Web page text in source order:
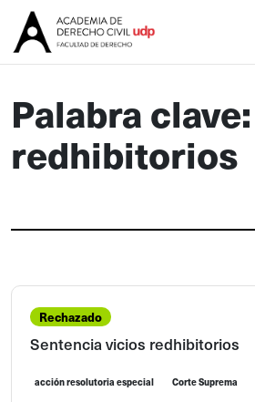
Palabra
redhibitorios
Rechazado
Sentencia vicios redhibitorios
acción resolutoria especial Corte Suprema